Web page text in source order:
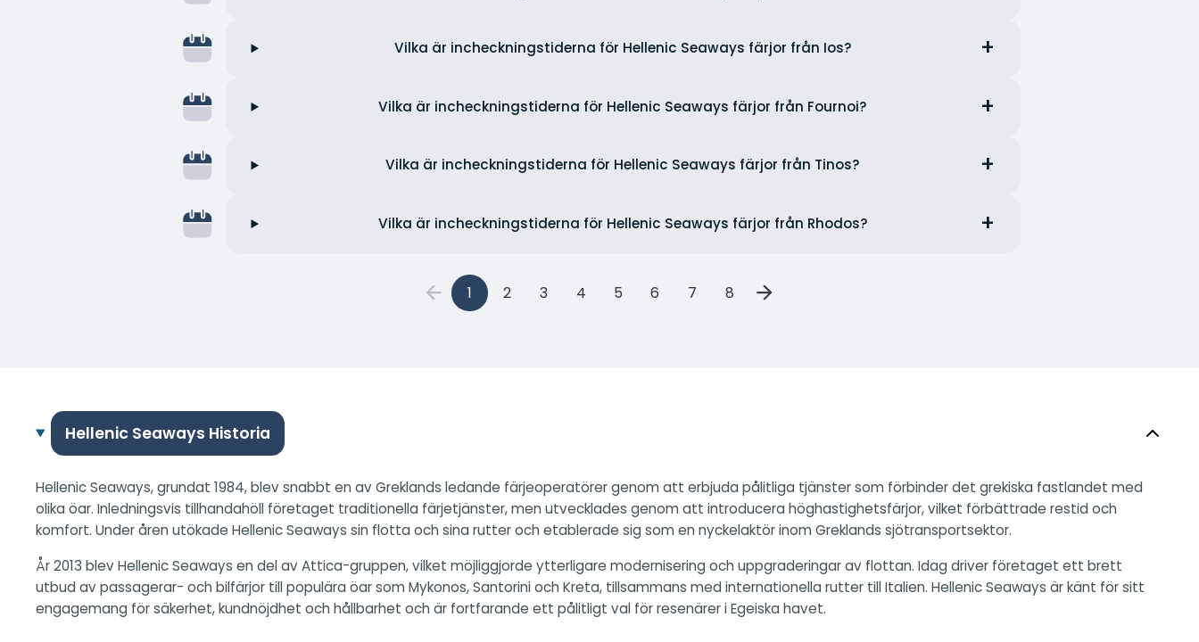
Vilka är incheckningstiderna för Hellenic Seaways färjor från Ios?
Vilka är incheckningstiderna för Hellenic Seaways färjor från Fournoi?
Vilka är incheckningstiderna för Hellenic Seaways färjor från Tinos?
Vilka är incheckningstiderna för Hellenic Seaways färjor från Rhodos?
1 2 3 4 5 6 7 8
Hellenic Seaways Historia
Hellenic Seaways, grundat 1984, blev snabbt en av Greklands ledande färjeoperatörer genom att erbjuda pålitliga tjänster som förbinder det grekiska fastlandet med
olika öar. Inledningsvis tillhandahöll företaget traditionella färjetjänster, men utvecklades genom att introducera höghastighetsfärjor, vilket förbättrade restid och
komfort. Under åren utökade Hellenic Seaways sin flotta och sina rutter och etablerade sig som en nyckelaktör inom Greklands sjötransportsektor.
År 2013 blev Hellenic Seaways en del av Attica-gruppen, vilket möjliggjorde ytterligare modernisering och uppgraderingar av flottan. Idag driver företaget ett brett
utbud av passagerar- och bilfärjor till populära öar som Mykonos, Santorini och Kreta, tillsammans med internationella rutter till Italien. Hellenic Seaways är känt för sitt
engagemang för säkerhet, kundnöjdhet och hållbarhet och är fortfarande ett pålitligt val för resenärer i Egeiska havet.